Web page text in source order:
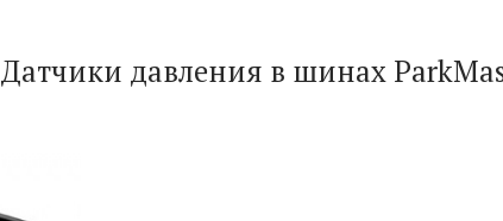
Датчики давления в шинах